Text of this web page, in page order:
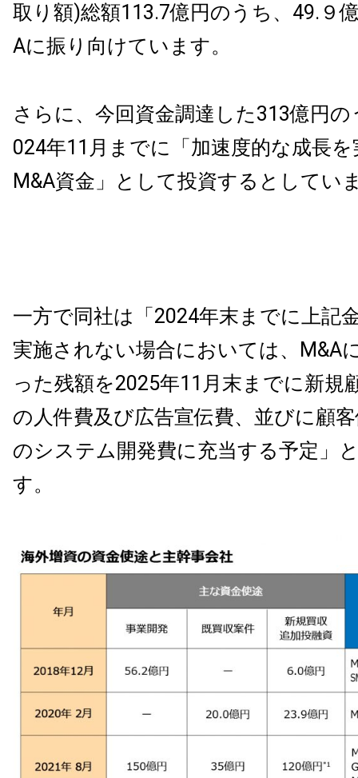
取り額)総額113.7億円のうち、49.９
Aに振り向けています。
さらに、今回資金調達した313億円
024年11月までに「加速度的な成長
M&A資金」として投資するとしてい
一方で同社は「2024年末までに上記
実施されない場合においては、M&A
った残額を2025年11月末までに新規
の人件費及び広告宣伝費、並びに顧
のシステム開発費に充当する予定」
す。